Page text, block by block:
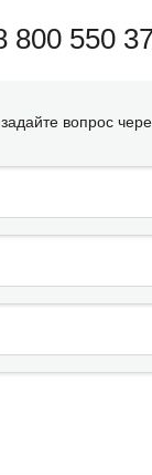
800 550
вопрос